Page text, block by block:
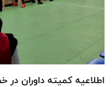
اطلاعیه کمیته داوران